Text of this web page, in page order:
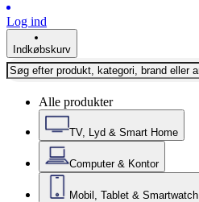
Log ind
Indkøbskurv
Alle produkter
TV, Lyd & Smart Home
Computer & Kontor
Mobil, Tablet & Smartwatch